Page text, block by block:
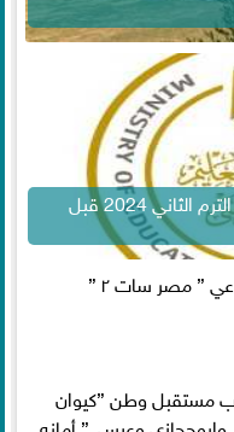
التعليم تشدد على الانتهاء من مناهج الترم الثاني 2024 قبل
” مصر سات ٢ ”
مستقبل وطن ”كيوان